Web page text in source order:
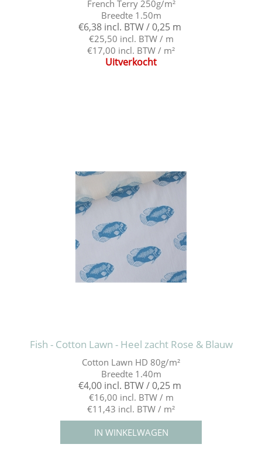
French Terry 250g/m²
Breedte 1.50m
€6,38 incl. BTW / 0,25 m
€25,50 incl. BTW / m
€17,00 incl. BTW / m²
Uitverkocht
Fish - Cotton Lawn - Heel zacht Rose & Blauw
Cotton Lawn HD 80g/m²
Breedte 1.40m
€4,00 incl. BTW / 0,25 m
€16,00 incl. BTW / m
€11,43 incl. BTW / m²